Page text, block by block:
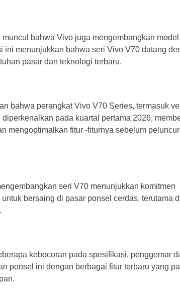
bahwa Vivo juga mengembangkan
ini menunjukkan bahwa seri Vivo V70 datang
pasar dan teknologi terbaru.
bahwa perangkat Vivo V70 Series, termasuk
pada kuartal pertama 2026,
mengoptimalkan fitur -fiturnya sebelum
seri V70 menunjukkan komitmen
bersaing di pasar ponsel cerdas, terutama
kebocoran pada spesifikasi, penggemar
ponsel ini dengan berbagai fitur terbaru yang